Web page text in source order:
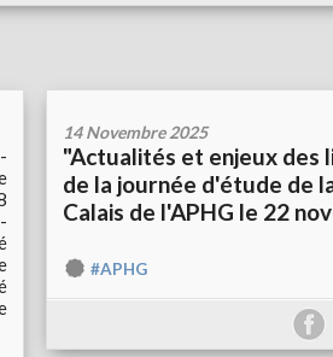
14 Novembre 2025
"Actualités et enjeux
de la journée d'étude de
Calais de l'APHG le 22
#APHG